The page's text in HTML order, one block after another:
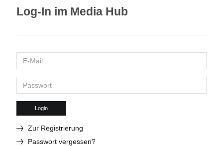
Log-In im Media Hub
Login
Zur Registrierung
Passwort vergessen?